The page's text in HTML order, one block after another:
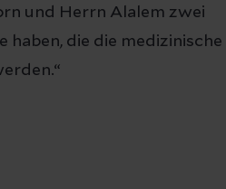
und Herrn Alalem zwei
die die medizinische